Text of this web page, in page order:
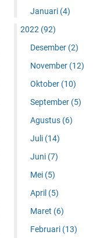
Januari (4)
2022 (92)
Desember (2)
November (12)
Oktober (10)
September (5)
Agustus (6)
Juli (14)
Juni (7)
Mei (5)
April (5)
Maret (6)
Februari (13)